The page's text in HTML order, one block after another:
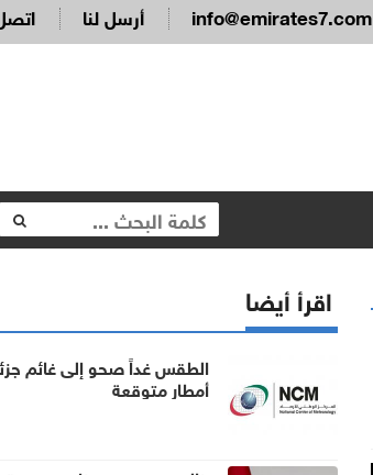
أرسل لنا info@emirates7.com
اقرأ أيضا
الطقس غداً صحو إلى غائم
أمطار متوقعة